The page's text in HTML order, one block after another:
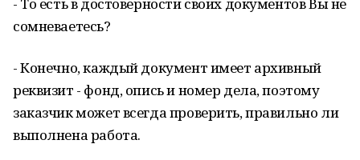
сомневаетесь?
- Конечно, каждый документ имеет архивный
реквизит - фонд, опись и номер дела, поэтому
заказчик может всегда проверить, правильно ли
выполнена работа.